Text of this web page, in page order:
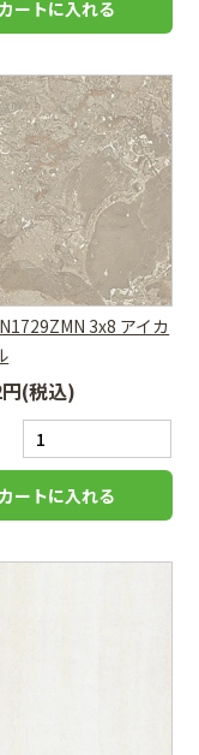
3x8 アイカ
(税込)